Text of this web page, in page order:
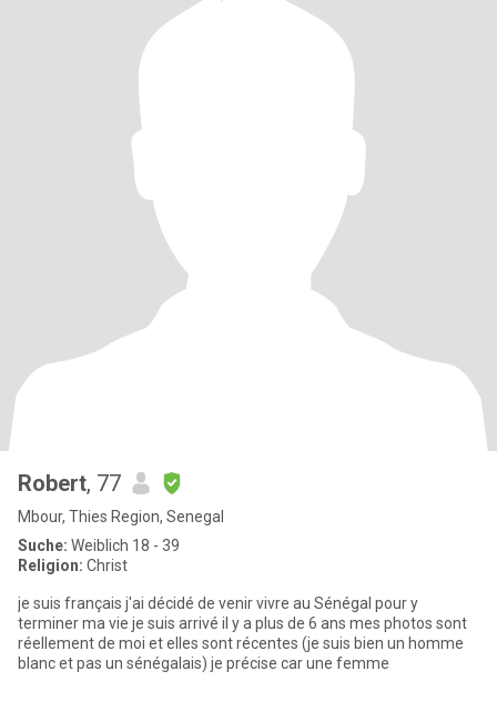
Robert, 77
Mbour, Thies Region, Senegal
Suche: Weiblich 18 - 39
Religion: Christ
je suis français j'ai décidé de venir vivre au Sénégal pour y
terminer ma vie je suis arrivé il y a plus de 6 ans mes photos sont
réellement de moi et elles sont récentes (je suis bien un homme
blanc et pas un sénégalais) je précise car une femme